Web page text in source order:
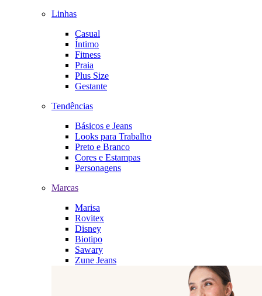
Linhas
Casual
Íntimo
Fitness
Praia
Plus Size
Gestante
Tendências
Básicos e Jeans
Looks para Trabalho
Preto e Branco
Cores e Estampas
Personagens
Marcas
Marisa
Rovitex
Disney
Biotipo
Sawary
Zune Jeans